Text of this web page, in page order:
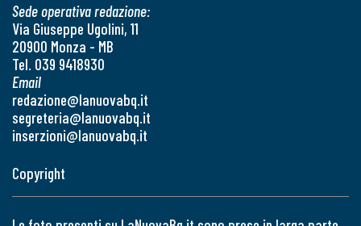
Sede operativa redazione:
Via Giuseppe Ugolini, 11
20900 Monza - MB
Tel. 039 9418930
Email
redazione@lanuovabq.it
segreteria@lanuovabq.it
inserzioni@lanuovabq.it
Copyright